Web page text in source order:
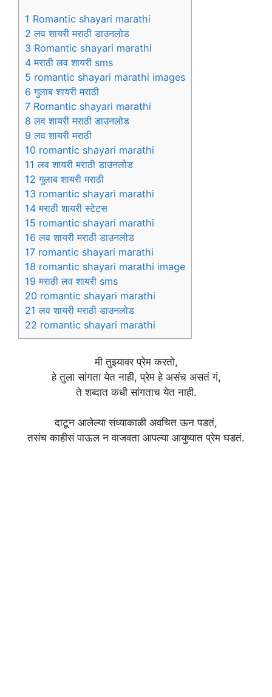
1 Romantic shayari marathi
2 लव शायरी मराठी डाउनलोड
3 Romantic shayari marathi
4 मराठी लव शायरी sms
5 romantic shayari marathi images
6 गुलाब शायरी मराठी
7 Romantic shayari marathi
8 लव शायरी मराठी डाउनलोड
9 लव शायरी मराठी
10 romantic shayari marathi
11 लव शायरी मराठी डाउनलोड
12 गुलाब शायरी मराठी
13 romantic shayari marathi
14 मराठी शायरी स्टेटस
15 romantic shayari marathi
16 लव शायरी मराठी डाउनलोड
17 romantic shayari marathi
18 romantic shayari marathi image
19 मराठी लव शायरी sms
20 romantic shayari marathi
21 लव शायरी मराठी डाउनलोड
22 romantic shayari marathi
मी तुझ्यावर प्रेम करतो,
हे तुला सांगता येत नाही, प्रेम हे असंच असतं गं,
ते शब्दात कधी सांगताच येत नाही.
दाटून आलेल्या संध्याकाळी अवचित ऊन पडतं,
तसंच काहीसं पाऊल न वाजवता आपल्या आयुष्यात प्रेम घडतं.